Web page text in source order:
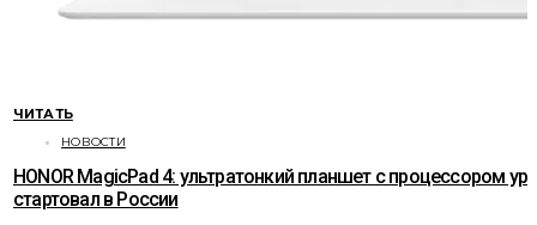
ЧИТАТЬ
НОВОСТИ
HONOR MagicPad 4: ультратонкий планшет с процессором
стартовал в России